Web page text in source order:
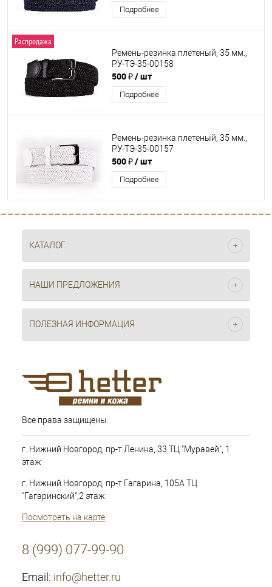
Подробнее
Распродажа
Ремень-резинка плетеный, 35 мм.,
РУ-ТЭ-35-00158
500 ₽/ шт
Подробнее
Ремень-резинка плетеный, 35 мм.,
РУ-ТЭ-35-00157
500 ₽/ шт
Подробнее
КАТАЛОГ
НАШИ ПРЕДЛОЖЕНИЯ
ПОЛЕЗНАЯ ИНФОРМАЦИЯ
Все права защищены.
г. Нижний Новгород, пр-т Ленина, 33 ТЦ "Муравей", 1
этаж
г. Нижний Новгород, пр-т Гагарина, 105А ТЦ
"Гагаринский",2 этаж
Посмотреть на карте
8 (999) 077-99-90
Email: info@hetter.ru